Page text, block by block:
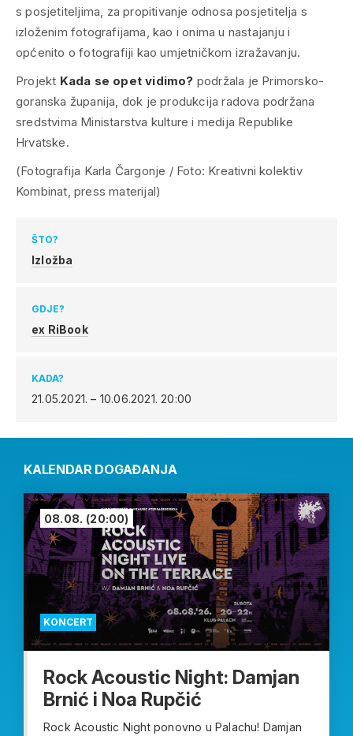
s posjetiteljima, za propitivanje odnosa posjetitelja s
izloženim fotografijama, kao i onima u nastajanju i
općenito o fotografiji kao umjetničkom izražavanju.
Projekt Kada se opet vidimo? podržala je Primorsko-
goranska županija, dok je produkcija radova podržana
sredstvima Ministarstva kulture i medija Republike
Hrvatske.
(Fotografija Karla Čargonje / Foto: Kreativni kolektiv
Kombinat, press materijal)
ŠTO?
Izložba
GDJE?
ex RiBook
KADA?
21.05.2021. – 10.06.2021. 20:00
KALENDAR DOGAĐANJA
KONCERT
08.08. (20:00)
Rock Acoustic Night: Damjan
Brnić i Noa Rupčić
Rock Acoustic Night ponovno u Palachu! Damjan